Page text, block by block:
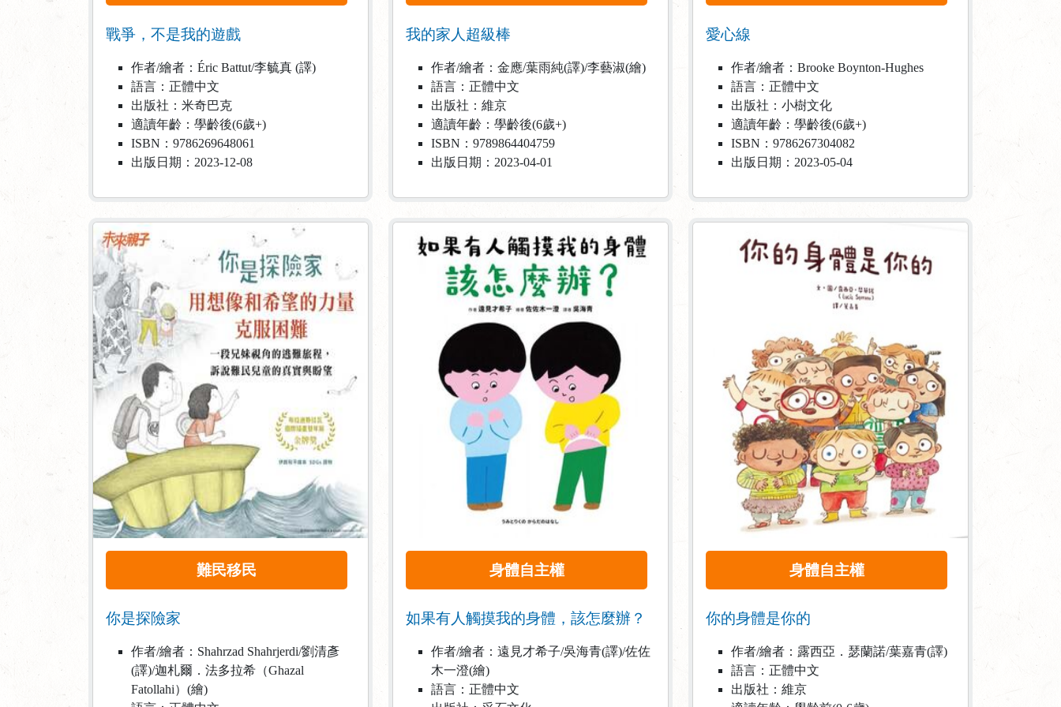
戰爭，不是我的遊戲
作者/繪者：Éric Battut/李毓真 (譯)
語言：正體中文
出版社：米奇巴克
適讀年齡：學齡後(6歲+)
ISBN：9786269648061
出版日期：2023-12-08
我的家人超級棒
作者/繪者：金應/葉雨純(譯)/李藝淑(繪)
語言：正體中文
出版社：維京
適讀年齡：學齡後(6歲+)
ISBN：9789864404759
出版日期：2023-04-01
愛心線
作者/繪者：Brooke Boynton-Hughes
語言：正體中文
出版社：小樹文化
適讀年齡：學齡後(6歲+)
ISBN：9786267304082
出版日期：2023-05-04
難民移民
你是探險家
作者/繪者：Shahrzad Shahrjerdi/劉清彥
(譯)/迦札爾．法多拉希（Ghazal
Fatollahi）(繪)
身體自主權
如果有人觸摸我的身體，該怎麼辦？
作者/繪者：遠見才希子/吳海青(譯)/佐佐
木一澄(繪)
語言：正體中文
身體自主權
你的身體是你的
作者/繪者：露西亞．瑟蘭諾/葉嘉青(譯)
語言：正體中文
出版社：維京